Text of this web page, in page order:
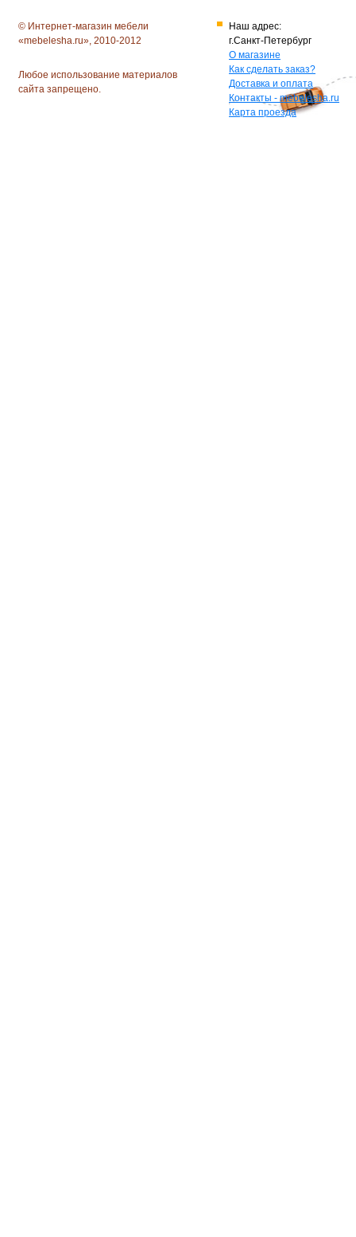
© Интернет-магазин мебели
«mebelesha.ru», 2010-2012
Любое использование материалов
сайта запрещено.
Наш адрес:
г.Санкт-Петербург
О магазине
Как сделать заказ?
Доставка и оплата
Контакты - mebelesha.ru
Карта проезда